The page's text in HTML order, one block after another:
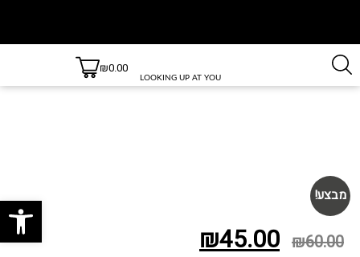
בקנייה
עסקים
לחץ כאן
LOOKING UP AT YOU
₪0.00
מבצע!
₪60.00
₪45.00
פתח